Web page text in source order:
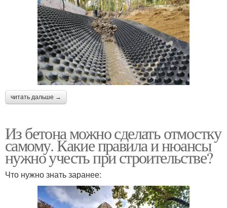
читать дальше →
Из бетона можно сделать отмостку
самому. Какие правила и нюансы
нужно учесть при строительстве?
Что нужно знать заранее: